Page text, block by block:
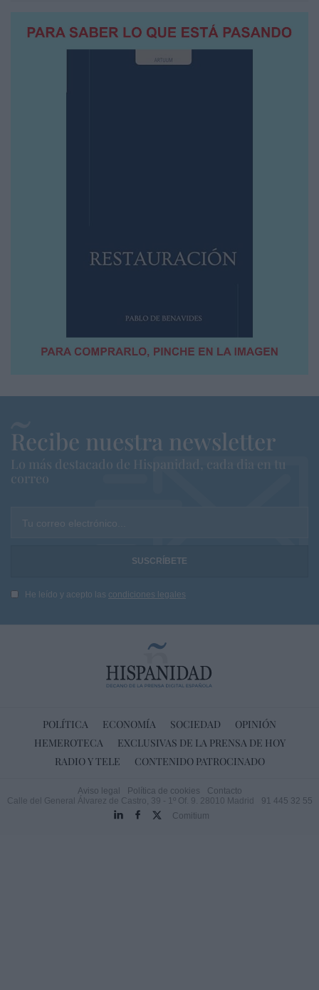
Recibe nuestra newsletter
Lo más destacado de Hispanidad, cada dia en tu
correo
Tu correo electrónico...
He leído y acepto las condiciones legales
POLÍTICA ECONOMÍA SOCIEDAD
OPINIÓN
HEMEROTECA
EXCLUSIVAS DE LA PRENSA DE HOY
RADIO Y TELE
CONTENIDO PATROCINADO
Aviso legal Política de cookies
Contacto
Calle del General Álvarez de Castro, 39 - 1º Of. 9. 28010 Madrid
91 445 32 55
Comitium